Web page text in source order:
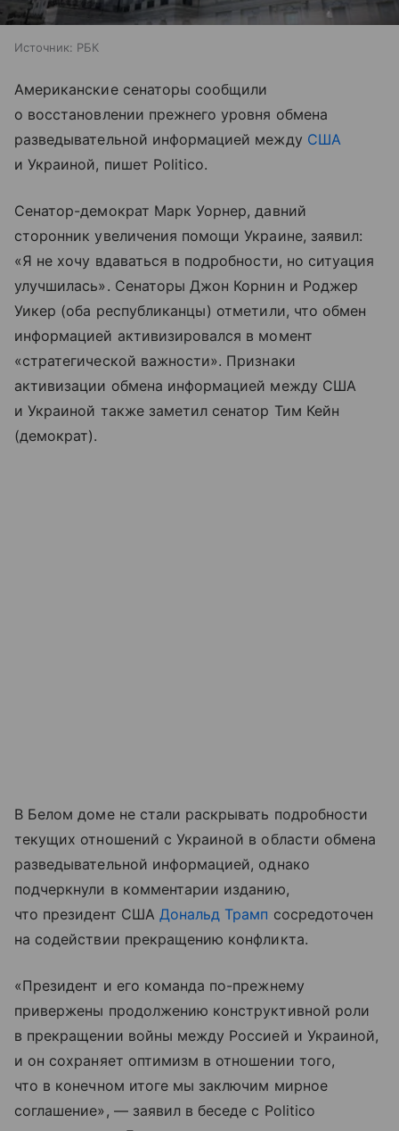
Источник: РБК
Американские сенаторы сообщили
о восстановлении прежнего уровня обмена
разведывательной информацией между США
и Украиной, пишет Politico.
Сенатор-демократ Марк Уорнер, давний
сторонник увеличения помощи Украине, заявил:
«Я не хочу вдаваться в подробности, но ситуация
улучшилась». Сенаторы Джон Корнин и Роджер
Уикер (оба республиканцы) отметили, что обмен
информацией активизировался в момент
«стратегической важности». Признаки
активизации обмена информацией между США
и Украиной также заметил сенатор Тим Кейн
(демократ).
В Белом доме не стали раскрывать подробности
текущих отношений с Украиной в области обмена
разведывательной информацией, однако
подчеркнули в комментарии изданию,
что президент США Дональд Трамп сосредоточен
на содействии прекращению конфликта.
«Президент и его команда по-прежнему
привержены продолжению конструктивной роли
в прекращении войны между Россией и Украиной,
и он сохраняет оптимизм в отношении того,
что в конечном итоге мы заключим мирное
соглашение», — заявил в беседе с Politico